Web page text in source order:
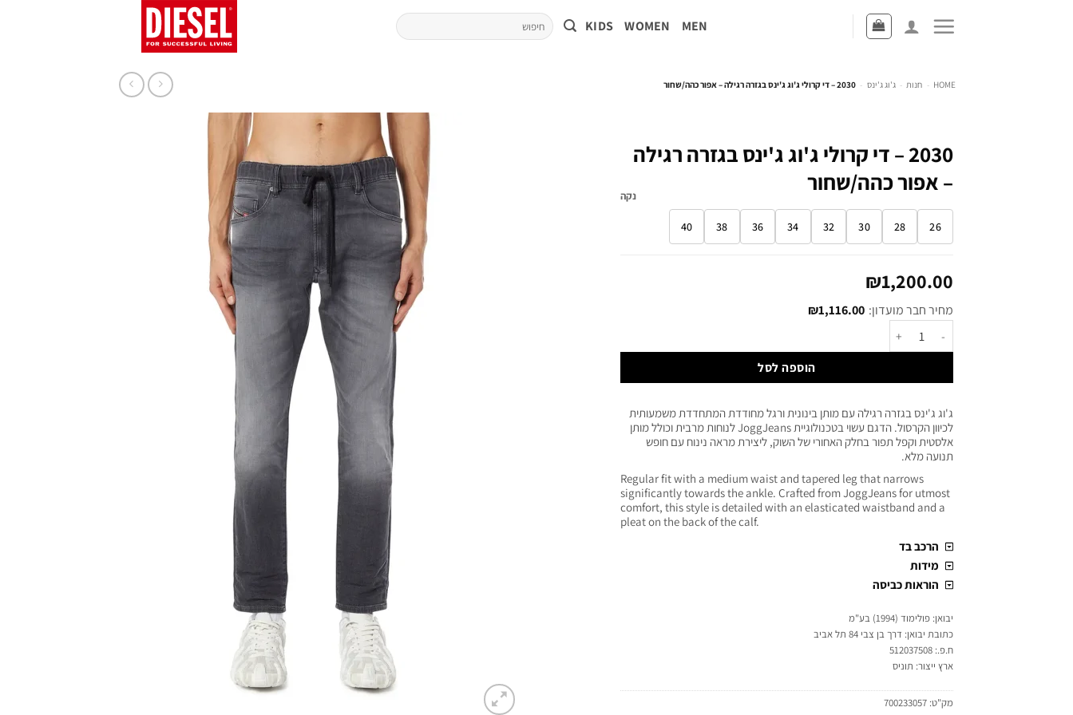
MEN
WOMEN
KIDS
HOME
- חנות - ג'וג ג'ינס - 2030 – די קרולי ג'וג ג'ינס בגזרה רגילה – אפור כהה/שחור
2030 – די קרולי ג'וג ג'ינס בגזרה רגילה
– אפור כהה/שחור
26
28
30
32
34
36
38
40
נקה
₪1,200.00
מחיר חבר מועדון: ₪1,116.00
הוספה לסל
ג'וג ג'ינס בגזרה רגילה עם מותן בינונית ורגל מחודדת המתחדדת משמעותית
לכיוון הקרסול. הדגם עשוי בטכנולוגיית JoggJeans לנוחות מרבית וכולל מותן
אלסטית וקפל תפור בחלק האחורי של השוק, ליצירת מראה נינוח עם חופש
תנועה מלא.
Regular fit with a medium waist and tapered leg that narrows
significantly towards the ankle. Crafted from JoggJeans for utmost
comfort, this style is detailed with an elasticated waistband and a
pleat on the back of the calf.
הרכב בד
מידות
הוראות כביסה
יבואן: פולימוד (1994) בע"מ
כתובת יבואן: דרך בן צבי 84 תל אביב
ח.פ.: 512037508
ארץ ייצור: תוניס
מק"ט: 700233057